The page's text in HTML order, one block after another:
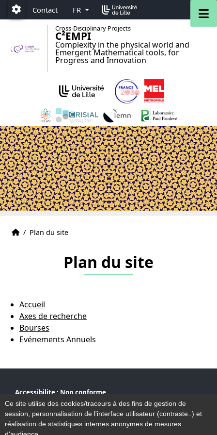
Accéder au menu principal
Accéder au contenu
Paramétrage
Contact FR
Cross-Disciplinary Projects
C²EMPI
Complexity in the physical world and
Emergent Mathematical tools, for
Progress and Innovation
Accueil
Accueil
/ Plan du site
Plan du site
Accueil
Axes de recherche
Bourses
Evénements Annuels
Accessibilite : Non conforme
Plan du site
Mentions légales
Contact
Ce site utilise des cookies/traceurs à des fins de gestion de
session, personnalisation de l'interface utilisateur (contraste..) et
réalisation de statistiques internes anonymes de mesures